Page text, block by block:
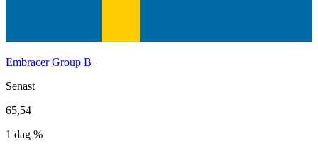
Embracer Group B
Senast
65,54
1 dag %